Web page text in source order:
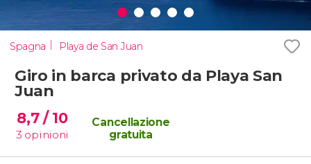
Spagna Playa de San Juan
Giro in barca privato da Playa San
Juan
8,7 / 10
3 opinioni
Cancellazione
gratuita